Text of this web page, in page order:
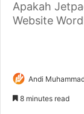
Apakah
Website
Andi
8 minutes read